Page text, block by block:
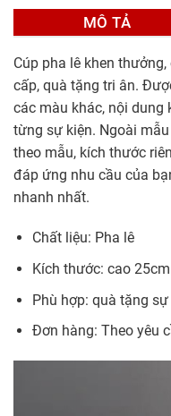
MÔ TẢ
Cúp pha lê khen
cấp, quà tặng tri ân.
các màu khác, nội dung
từng sự kiện. Ngoài
theo mẫu, kích thước
đáp ứng nhu cầu của
nhanh nhất.
Chất liệu: Pha lê
Kích thước: cao 25cm
Phù hợp: quà tặng sự
Đơn hàng: Theo yêu